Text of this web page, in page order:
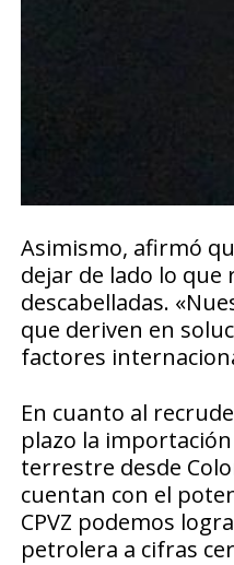
Asimismo, afirmó
dejar de lado lo que
descabelladas.
que deriven en
factores
En cuanto al
plazo la
terrestre desde
cuentan con el
CPVZ podemos
petrolera a cifras